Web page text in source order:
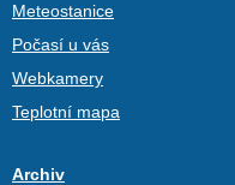
Meteostanice
Počasí u vás
Webkamery
Teplotní mapa
Archiv